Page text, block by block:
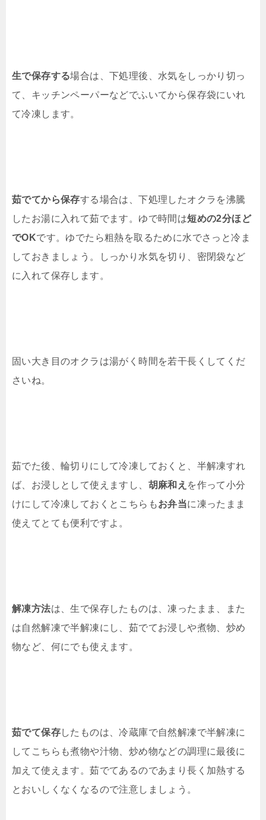
生で保存する場合は、下処理後、水気をしっかり切っ
て、キッチンペーパーなどでふいてから保存袋にいれ
て冷凍します。
茹でてから保存する場合は、下処理したオクラを沸騰
したお湯に入れて茹でます。ゆで時間は短めの2分ほど
でOKです。ゆでたら粗熱を取るために水でさっと冷ま
しておきましょう。しっかり水気を切り、密閉袋など
に入れて保存します。
固い大き目のオクラは湯がく時間を若干長くしてくだ
さいね。
茹でた後、輪切りにして冷凍しておくと、半解凍すれ
ば、お浸しとして使えますし、 胡麻和え を作って小分
けにして冷凍しておくとこちらもお弁当に凍ったまま
使えてとても便利ですよ。
解凍方法は、生で保存したものは、凍ったまま、また
は自然解凍で半解凍にし、茹でてお浸しや煮物、炒め
物など、何にでも使えます。
茹でて保存したものは、冷蔵庫で自然解凍で半解凍に
してこちらも煮物や汁物、炒め物などの調理に最後に
加えて使えます。茹でてあるのであまり長く加熱する
とおいしくなくなるので注意しましょう。